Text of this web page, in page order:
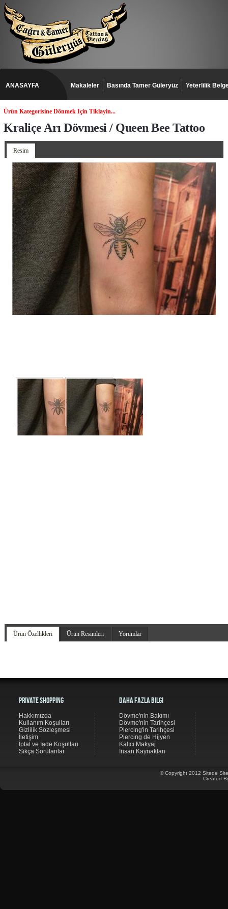
ANASAYFA Makaleler Basında Tamer Güleryüz Yeterlilik
Ürün Kategorisine Dönmek Için Tiklayin...
Kraliçe Arı Dövmesi / Queen Bee Tattoo
Resim
Ürün Özellikleri Ürün Resimleri Yorumlar
Private Shopping
Hakkımızda
Kullanım Koşulları
Gizlilik Sözleşmesi
İletişim
İptal ve İade Koşulları
Sıkça Sorulanlar
© Copyright 2012 Sitede
Created
Daha Fazla Bilgi
Dövme'nin Bakımı
Dövme'nin Tarihçesi
Piercing'in Tarihçesi
Piercing de Hijyen
Kalıcı Makyaj
İnsan Kaynakları